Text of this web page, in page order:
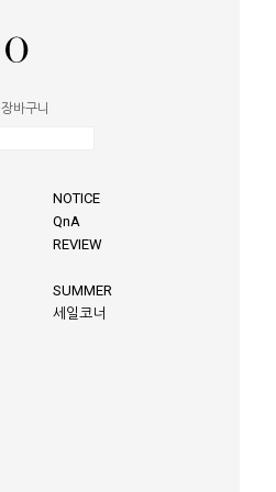
장바구니
NOTICE
QnA
REVIEW
SUMMER
세일코너